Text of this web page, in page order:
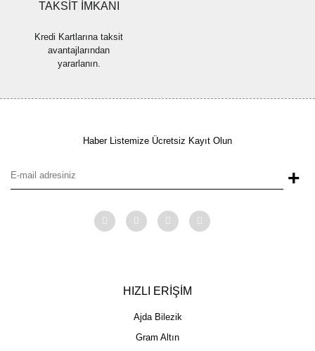
TAKSİT İMKANI
Kredi Kartlarına taksit
avantajlarından
yararlanın.
Haber Listemize Ücretsiz Kayıt Olun
+
HIZLI ERİŞİM
Ajda Bilezik
Gram Altın